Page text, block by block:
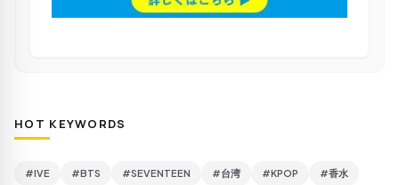
HOT KEYWORDS
#IVE #BTS #SEVENTEEN #台湾 #KPOP #香水